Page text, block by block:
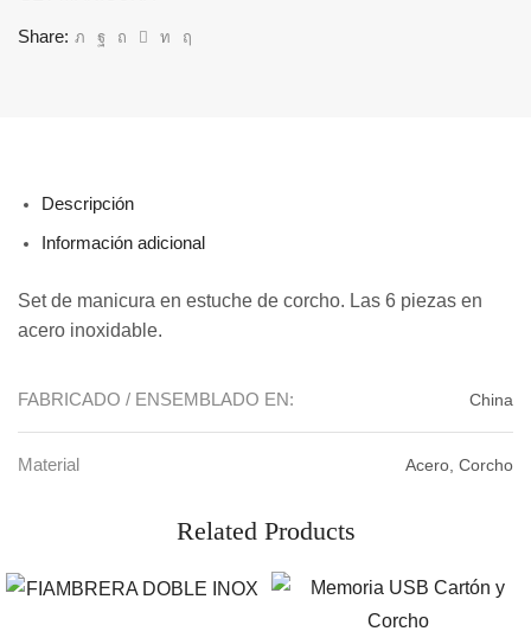
Share:
Descripción
Información adicional
Set de manicura en estuche de corcho. Las 6 piezas en
acero inoxidable.
FABRICADO / ENSEMBLADO EN: China
Material Acero, Corcho
Related Products